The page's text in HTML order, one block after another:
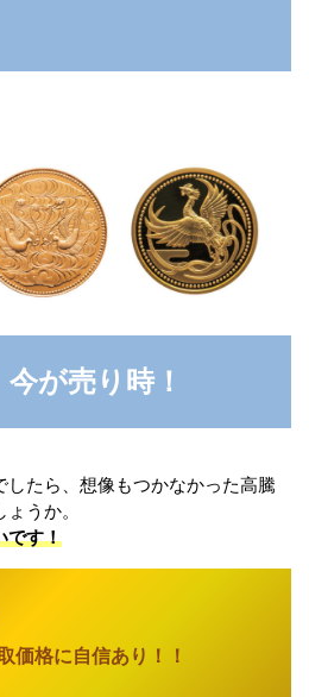
が売り時！
たら、想像もつかなかった高騰
うか。
です！
価格に自信あり ！！